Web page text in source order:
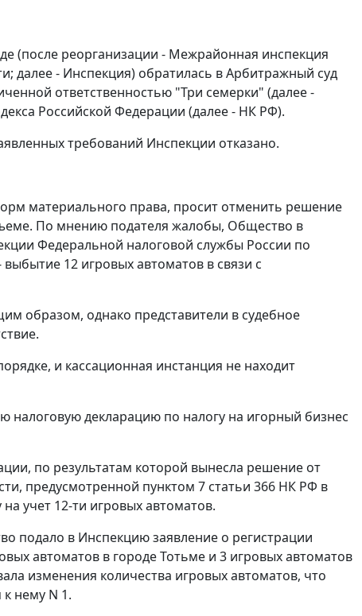
(после реорганизации - Межрайонная инспекция
далее - Инспекция) обратилась в Арбитражный суд
ответственностью "Три семерки" (далее -
Российской Федерации (далее - НК РФ).
требований Инспекции отказано.
материального права, просит отменить решение
По мнению подателя жалобы, Общество в
Федеральной налоговой службы России по
12 игровых автоматов в связи с
образом, однако представители в судебное
и кассационная инстанция не находит
налоговую декларацию по налогу на игорный бизнес
по результатам которой вынесла решение от
предусмотренной пунктом 7 статьи 366 НК РФ в
учет 12-ти игровых автоматов.
подало в Инспекцию заявление о регистрации
автоматов в городе Тотьме и 3 игровых автоматов
изменения количества игровых автоматов, что
нему N 1.